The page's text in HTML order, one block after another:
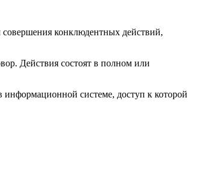
конклюдентных действий,
Действия состоят в полном или
системе, доступ к которой